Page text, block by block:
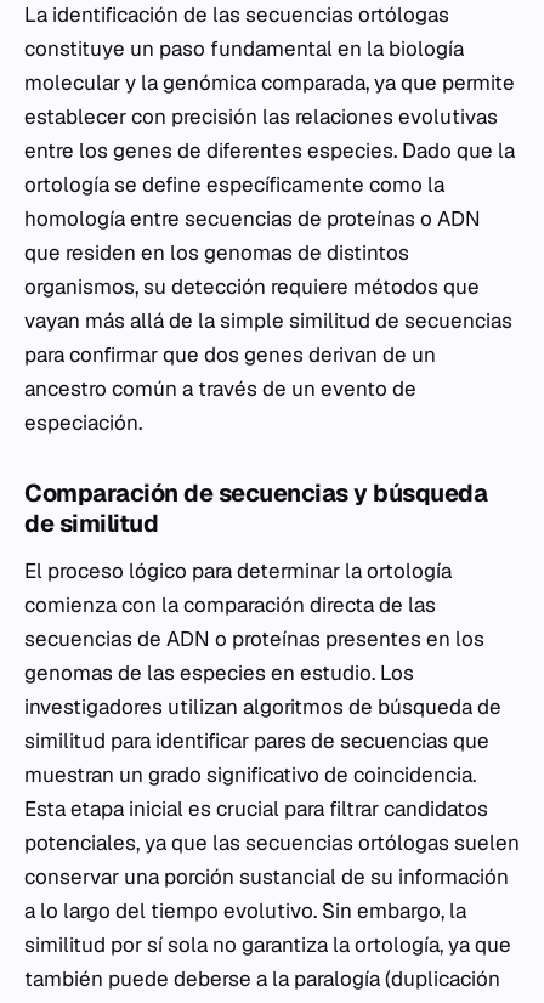
La identificación de las secuencias ortólogas
constituye un paso fundamental en la biología
molecular y la genómica comparada, ya que permite
establecer con precisión las relaciones evolutivas
entre los genes de diferentes especies. Dado que la
ortología se define específicamente como la
homología entre secuencias de proteínas o ADN
que residen en los genomas de distintos
organismos, su detección requiere métodos que
vayan más allá de la simple similitud de secuencias
para confirmar que dos genes derivan de un
ancestro común a través de un evento de
especiación.
Comparación de secuencias y búsqueda
de similitud
El proceso lógico para determinar la ortología
comienza con la comparación directa de las
secuencias de ADN o proteínas presentes en los
genomas de las especies en estudio. Los
investigadores utilizan algoritmos de búsqueda de
similitud para identificar pares de secuencias que
muestran un grado significativo de coincidencia.
Esta etapa inicial es crucial para filtrar candidatos
potenciales, ya que las secuencias ortólogas suelen
conservar una porción sustancial de su información
a lo largo del tiempo evolutivo. Sin embargo, la
similitud por sí sola no garantiza la ortología, ya que
también puede deberse a la paralogía (duplicación